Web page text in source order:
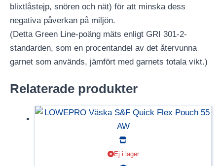
blixtlåstejp, snören och nät) för att minska dess
negativa påverkan på miljön.
(Detta Green Line-poäng mäts enligt GRI 301-2-
standarden, som en procentandel av det återvunna
garnet som används, jämfört med garnets totala vikt.)
Relaterade produkter
Ej i lager